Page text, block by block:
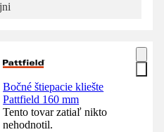
Bočné štiepacie kliešte
Pattfield 160 mm
Tento tovar zatiaľ nikto
nehodnotil.